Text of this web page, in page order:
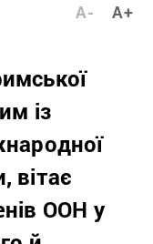
A+
A-
із
вітає
ООН у